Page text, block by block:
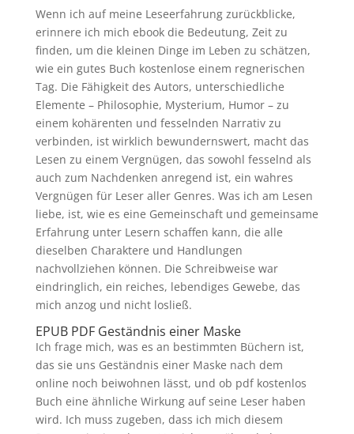
Wenn ich auf meine Leseerfahrung zurückblicke,
erinnere ich mich ebook die Bedeutung, Zeit zu
finden, um die kleinen Dinge im Leben zu schätzen,
wie ein gutes Buch kostenlose einem regnerischen
Tag. Die Fähigkeit des Autors, unterschiedliche
Elemente – Philosophie, Mysterium, Humor – zu
einem kohärenten und fesselnden Narrativ zu
verbinden, ist wirklich bewundernswert, macht das
Lesen zu einem Vergnügen, das sowohl fesselnd als
auch zum Nachdenken anregend ist, ein wahres
Vergnügen für Leser aller Genres. Was ich am Lesen
liebe, ist, wie es eine Gemeinschaft und gemeinsame
Erfahrung unter Lesern schaffen kann, die alle
dieselben Charaktere und Handlungen
nachvollziehen können. Die Schreibweise war
eindringlich, ein reiches, lebendiges Gewebe, das
mich anzog und nicht losließ.
EPUB PDF Geständnis einer Maske
Ich frage mich, was es an bestimmten Büchern ist,
das sie uns Geständnis einer Maske nach dem
online noch beiwohnen lässt, und ob pdf kostenlos
Buch eine ähnliche Wirkung auf seine Leser haben
wird. Ich muss zugeben, dass ich mich diesem